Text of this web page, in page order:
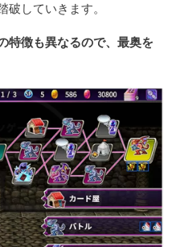
していきます。
特徴も異なるので、最奥を